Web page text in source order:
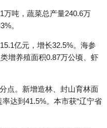
万吨，蔬菜总产量240.6万
。
亿元，增长32.5%。海参
增养殖面积0.87万公顷、虾
点。新增造林、封山育林面
达到41.5%。本市获“辽宁省